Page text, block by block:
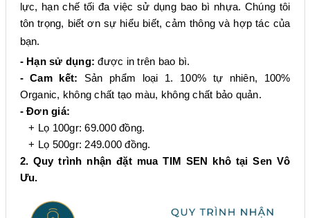
lực, hạn chế tối đa việc sử dụng bao bì nhựa. Chúng tôi
tôn trọng, biết ơn sự hiểu biết, cảm thông và hợp tác của
bạn.
- Hạn sử dụng: được in trên bao bì.
- Cam kết: Sản phẩm loại 1. 100% tự nhiên, 100%
Organic, không chất tạo màu, không chất bảo quản.
- Đơn giá:
+ Lọ 100gr: 69.000 đồng.
+ Lọ 500gr: 249.000 đồng.
2. Quy trình nhận đặt mua TIM SEN khô tại Sen Vô
Ưu.